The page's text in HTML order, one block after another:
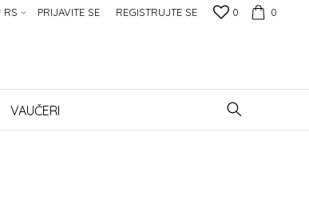
0
0
PRIJAVITE SE REGISTRUJTE SE
RS
VAUČERI